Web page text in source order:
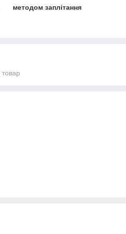
методом заплітання